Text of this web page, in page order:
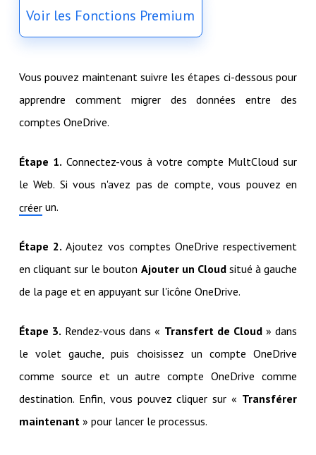
Voir les Fonctions Premium
Vous pouvez maintenant suivre les étapes ci-dessous pour
apprendre comment migrer des données entre des
comptes OneDrive.
Étape 1. Connectez-vous à votre compte MultCloud sur
le Web. Si vous n'avez pas de compte, vous pouvez en
créerun.
Étape 2. Ajoutez vos comptes OneDrive respectivement
en cliquant sur le bouton Ajouter un Cloudsitué à gauche
de la page et en appuyant sur l'icône OneDrive.
Étape 3. Rendez-vous dans « Transfert de Cloud» dans
le volet gauche, puis choisissez un compte OneDrive
comme source et un autre compte OneDrive comme
destination. Enfin, vous pouvez cliquer sur « Transférer
maintenant» pour lancer le processus.